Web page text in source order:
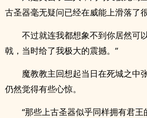
古圣器毫无疑问已经在威能上滑落了
不过就连我都想象不到你居然可
戟，当时给了我极大的震撼。”
魔教教主回想起当日在死城之中
仍然觉得有些心惊。
“那些上古圣器似乎同样拥有君